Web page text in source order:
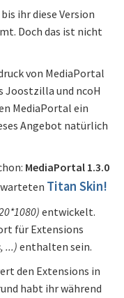
ihr diese Version
Doch das ist nicht
von MediaPortal
Joostzilla und ncoH
MediaPortal ein
Angebot natürlich
MediaPortal 1.3.0
Titan Skin!
entwickelt.
für Extensions
...) enthalten sein.
den Extensions in
habt ihr während